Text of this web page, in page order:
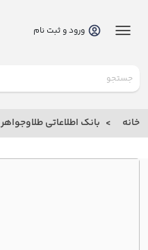
بانک
بانک
اطلاعاتی
ورود و ثبت نام
خانه بانک اطلاعاتی طلاوجواهر